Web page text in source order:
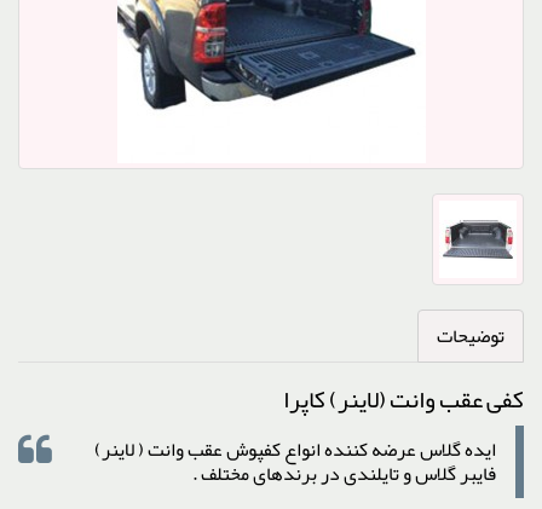
توضیحات
کفی عقب وانت (لاینر) کاپرا
ایده گلاس عرضه کننده انواع کفپوش عقب وانت ( لاینر)
فایبر گلاس و تایلندی در برندهای مختلف .